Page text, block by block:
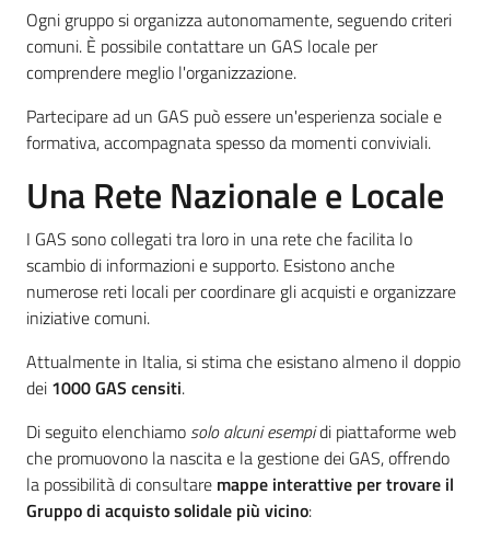
Ogni gruppo si organizza autonomamente, seguendo criteri
comuni. È possibile contattare un GAS locale per
comprendere meglio l'organizzazione.
Partecipare ad un GAS può essere un'esperienza sociale e
formativa, accompagnata spesso da momenti conviviali.
Una Rete Nazionale e Locale
I GAS sono collegati tra loro in una rete che facilita lo
scambio di informazioni e supporto. Esistono anche
numerose reti locali per coordinare gli acquisti e organizzare
iniziative comuni.
Attualmente in Italia, si stima che esistano almeno il doppio
dei 1000 GAS censiti.
Di seguito elenchiamo solo alcuni esempidi piattaforme web
che promuovono la nascita e la gestione dei GAS, offrendo
la possibilità di consultare mappe interattive per trovare il
Gruppo di acquisto solidale più vicino: